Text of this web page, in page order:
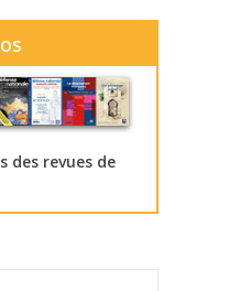
des revues de